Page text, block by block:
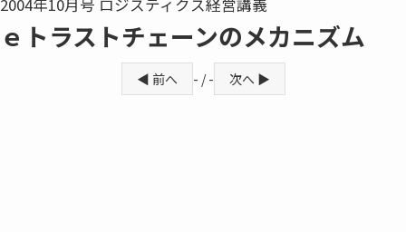
ｅトラストチェーンのメカニズム
◀ 前へ - / - 次へ ▶